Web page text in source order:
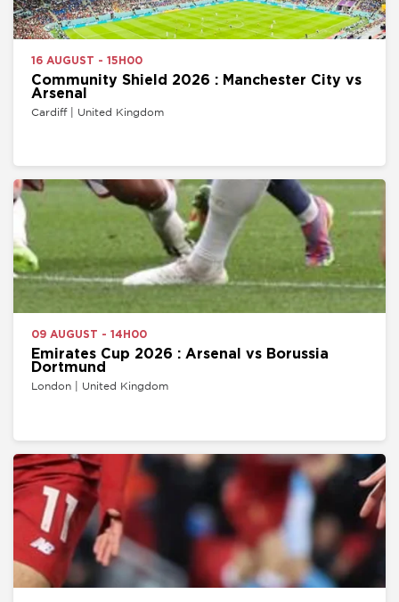
16 AUGUST - 15H00
Community Shield 2026 : Manchester City vs
Arsenal
Cardiff | United Kingdom
09 AUGUST - 14H00
Emirates Cup 2026 : Arsenal vs Borussia
Dortmund
London | United Kingdom